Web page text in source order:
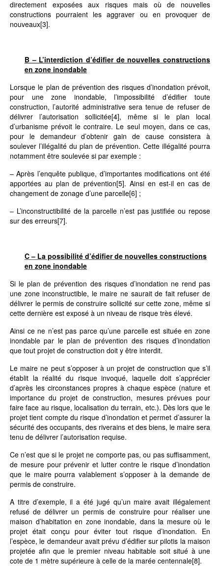
directement exposées aux risques mais où de nouvelles
constructions pourraient les aggraver ou en provoquer de
nouveaux[3].
B – L’interdiction d’édifier de nouvelles constructions
en zone inondable
Lorsque le plan de prévention des risques d’inondation prévoit,
pour une zone inondable, l’impossibilité d’édifier toute
construction, l’autorité administrative sera tenue de refuser de
délivrer l’autorisation sollicitée[4], même si le plan local
d’urbanisme prévoit le contraire. Le seul moyen, dans ce cas,
pour le demandeur d’obtenir gain de cause consistera à
soulever l’illégalité du plan de prévention. Cette illégalité pourra
notamment être soulevée si par exemple :
– Après l’enquête publique, d’importantes modifications ont été
apportées au plan de prévention[5]. Ainsi en est-il en cas de
changement de zonage d’une parcelle[6] ;
– L’inconstructibilité de la parcelle n’est pas justifiée ou repose
sur des erreurs[7].
C – La possibilité d’édifier de nouvelles constructions
en zone inondable
Si le plan de prévention des risques d’inondation ne rend pas
une zone inconstructible, le maire ne saurait de fait refuser de
délivrer le permis de construire sollicité sur cette zone, même si
cette dernière est exposé à un niveau de risque très élevé.
Ainsi ce ne n’est pas parce qu’une parcelle est située en zone
inondable par le plan de prévention des risques d’inondation
que tout projet de construction doit y être interdit.
Le maire ne peut s’opposer à un projet de construction que s’il
établit la réalité du risque invoqué, laquelle doit s’apprécier
d’après les circonstances propres à chaque espèce (nature et
importance du projet de construction, mesures prévues pour
faire face au risque, localisation du terrain, etc.). Dès lors que le
projet tient compte du risque d’inondation et permet d’assurer la
sécurité des occupants, des riverains et des biens, le maire sera
tenu de délivrer l’autorisation requise.
Ce n’est que si le projet ne comporte pas, ou pas suffisamment,
de mesure pour prévenir et lutter contre le risque d’inondation
que le maire pourra valablement s’opposer à la demande de
permis de construire.
A titre d’exemple, il a été jugé qu’un maire avait illégalement
refusé de délivrer un permis de construire pour réaliser une
maison d’habitation en zone inondable, dans la mesure où le
projet était conçu pour éviter tout risque d’inondation. En
l’espèce, le demandeur avait prévu d’édifier sur pilotis la maison
projetée afin que le premier niveau habitable soit situé à une
cote de 1 mètre supérieure à celle de la marée centennale[8].